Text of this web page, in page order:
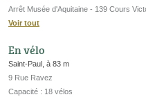
Arrêt Musée d'Aquitaine - 139 Cours
Voir tout
En vélo
Saint-Paul, à 83 m
9 Rue Ravez
Capacité : 18 vélos